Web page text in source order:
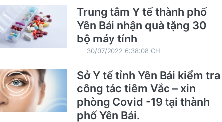
Trung tâm Y tế thành phố
Yên Bái nhận quà tặng 30
bộ máy tính
30/07/2022 6:38:08 CH
Sở Y tế tỉnh Yên Bái kiểm tra
công tác tiêm Vắc – xin
phòng Covid -19 tại thành
phố Yên Bái.